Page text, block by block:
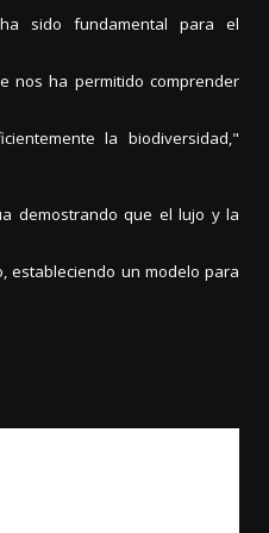
sido fundamental para el
nos ha permitido comprender
la biodiversidad,"
demostrando que el lujo y la
estableciendo un modelo para